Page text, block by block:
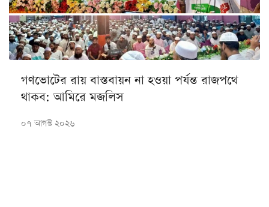
গণভোটের রায় বাস্তবায়ন না হওয়া পর্যন্ত রাজপথে
থাকব: আমিরে মজলিস
০৭ আগস্ট ২০২৬